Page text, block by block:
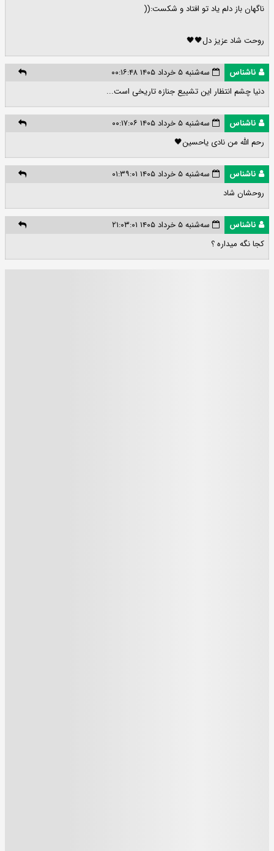
ناگهان باز دلم یاد تو افتاد و شکست:((
روحت شاد عزیز دل🖤🖤
ناشناس
سه‌شنبه ۵ خرداد ۱۴۰۵ ۰۰:۱۶:۴۸
دنیا چشم انتظار این تشییع جنازه تاریخی است...
ناشناس
سه‌شنبه ۵ خرداد ۱۴۰۵ ۰۰:۱۷:۰۶
رحم الله من نادی یاحسین🖤
ناشناس
سه‌شنبه ۵ خرداد ۱۴۰۵ ۰۱:۳۹:۰۱
روحشان شاد
ناشناس
سه‌شنبه ۵ خرداد ۱۴۰۵ ۲۱:۰۳:۰۱
کجا نگه میداره ؟